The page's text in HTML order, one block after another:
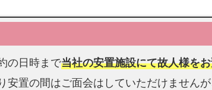
expand_more病院
の日時まで当社の安置施設にて故人様を
安置の間はご面会はしていただけません